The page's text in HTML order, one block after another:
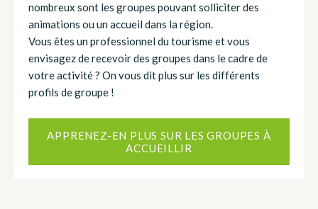
nombreux sont les groupes pouvant solliciter des
animations ou un accueil dans la région.
Vous êtes un professionnel du tourisme et vous
envisagez de recevoir des groupes dans le cadre de
votre activité ? On vous dit plus sur les différents
profils de groupe !
APPRENEZ-EN PLUS SUR LES GROUPES À
ACCUEILLIR